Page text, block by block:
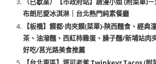
布朗尼愛冰淇淋｜台北熱門純素餐廳
【板橋】饃都·肉夾饃(菜單)-陝西麵食、經典
茶、油潑麵、西紅柿雞蛋、臊子麵/新埔站肉
好吃/莒光路美食推薦